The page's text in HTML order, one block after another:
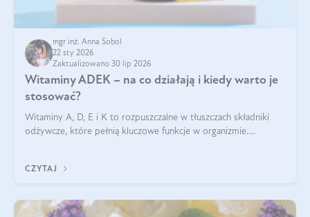
mgr inż. Anna Sobol
22 sty 2026
Zaktualizowano 30 lip 2026
Witaminy ADEK – na co działają i kiedy warto je
stosować?
Witaminy A, D, E i K to rozpuszczalne w tłuszczach składniki
odżywcze, które pełnią kluczowe funkcje w organizmie.
CZYTAJ